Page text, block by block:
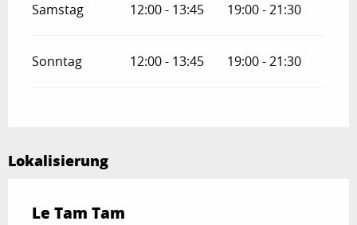
Samstag 12:00 - 13:45 19:00 - 21:30
Sonntag 12:00 - 13:45 19:00 - 21:30
Lokalisierung
Le Tam Tam